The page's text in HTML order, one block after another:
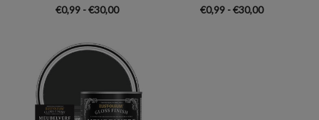
€0,99 - €30,00
€0,99 - €30,00